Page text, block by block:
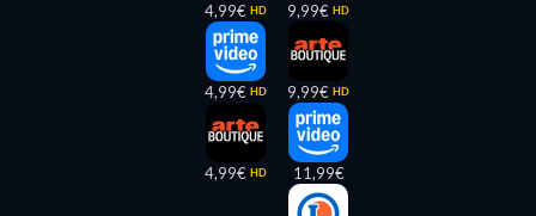
4,99€ HD
4,99€ HD
4,99€ HD
9,99€ HD
9,99€ HD
11,99€